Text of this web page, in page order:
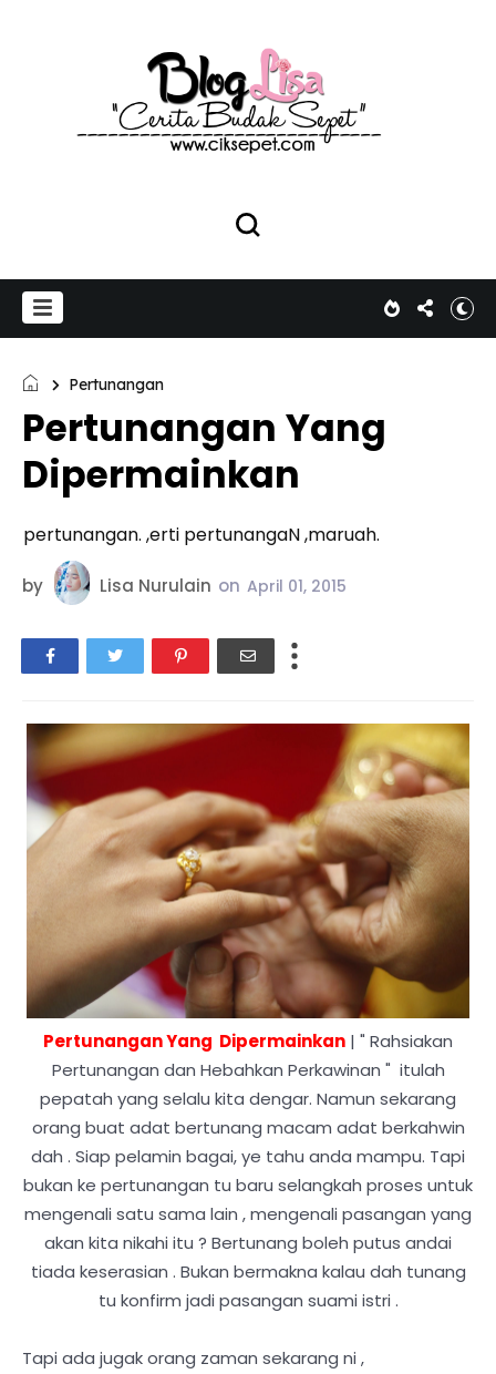
Pertunangan
Pertunangan Yang
Dipermainkan
pertunangan. ,erti pertunangaN ,maruah.
by Lisa Nurulain on April 01, 2015
Pertunangan Yang Dipermainkan | " Rahsiakan
Pertunangan dan Hebahkan Perkawinan " itulah
pepatah yang selalu kita dengar. Namun sekarang
orang buat adat bertunang macam adat berkahwin
dah . Siap pelamin bagai, ye tahu anda mampu. Tapi
bukan ke pertunangan tu baru selangkah proses untuk
mengenali satu sama lain , mengenali pasangan yang
akan kita nikahi itu ? Bertunang boleh putus andai
tiada keserasian . Bukan bermakna kalau dah tunang
tu konfirm jadi pasangan suami istri .
Tapi ada jugak orang zaman sekarang ni ,